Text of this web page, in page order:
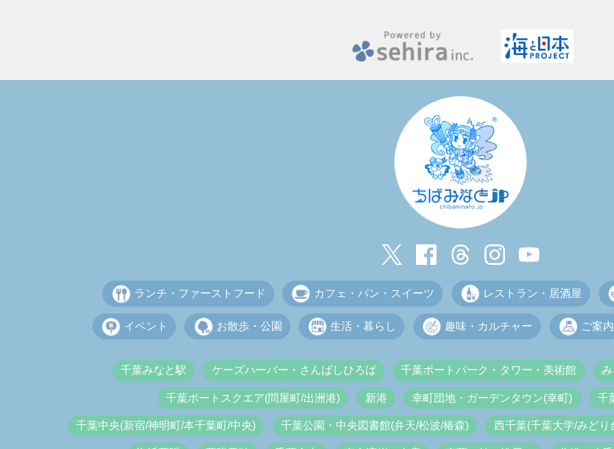
ランチ・ファーストフード カフェ・パン・スイーツ レストラン・居酒屋
イベント お散歩・公園 生活・暮らし 趣味・カルチャー ご案内
千葉みなと駅 ケーズハーバー・さんばしひろば 千葉ポートパーク・タワー・美術館
千葉ポートスクエア(問屋町/出洲港) 新港 幸町団地・ガーデンタウン(幸町) 千
千葉中央(新宿/神明町/本千葉町/中央) 千葉公園・中央図書館(弁天/松波/椿森) 西千葉(千葉大学/みどり